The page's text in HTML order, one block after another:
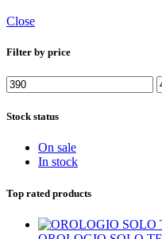
Close
Filter by price
Prezzo
Min
Stock status
On sale
In stock
Top rated products